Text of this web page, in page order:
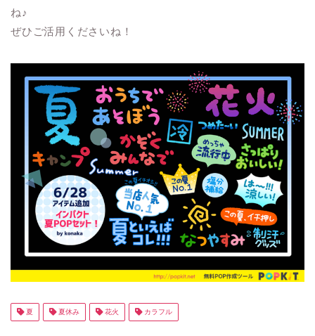
ね♪
ぜひご活用くださいね！
夏 夏休み 花火 カラフル